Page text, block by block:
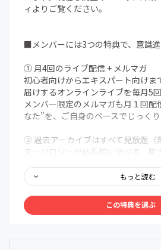
ィよりご覧ください。
■メンバーには3つの特典で、意識進
① 月4回のライブ配信 + メルマガ
初心者向けからエキスパート向けま
届けするオンラインライブを毎月5回
メンバー限定のメルマガも月１回配
なた”を、ご自身のペースでじっくり
② 過去アーカイブはすべて見放題（
ヌーソロジーが体系的に学べる、膨
も、どこでも、自分の好きなタイミ
す。
③ メンバー限定Discordコミュニティ
もっと読む
この特典を選ぶ